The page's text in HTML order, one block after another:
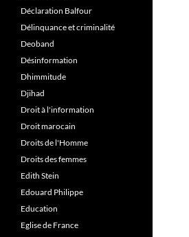
Déclaration Balfour
Délinquance et criminalité
Deoband
Désinformation
Dhimmitude
Djihad
Droit à l'information
Droit marocain
Droits de l'Homme
Droits des femmes
Edith Stein
Edouard Philippe
Education
Eglise de France